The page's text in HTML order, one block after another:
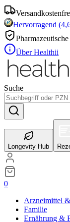
Hervorragend (
Über Healthii
Suche
Longevity Hub
0
Arzneimittel
Familie
Ernährung &